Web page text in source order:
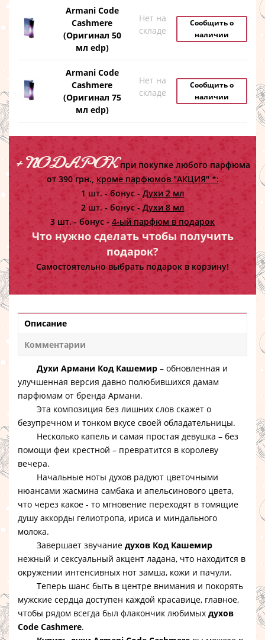
Armani Code
Cashmere
(Оригинал 50
мл edp)
Нет на
складе
Сообщить о
наличии
Armani Code
Cashmere
(Оригинал 75
мл edp)
Нет на
складе
Сообщить о
наличии
+ ПОДАРОКпри покупке любого парфюма
от 390 грн., кроме парфюмов "АКЦИЯ" *:
1 шт. - бонус - Духи 2 мл
2 шт. - бонус -Духи 8 мл
3 шт. - бонус - 4-ый парфюм в подарок
Что нужно сделать чтобы получить
подарок?
Самостоятельно выбрать подарок в корзину!
Описание
Комментарии
Духи Армани Код Кашемир – обновленная и
улучшенная версия давно полюбившихся дамам
парфюмам от бренда Армани.
Эта композиция без лишних слов скажет о
безупречном и тонком вкусе своей обладательницы.
Несколько капель и самая простая девушка – без
помощи феи крестной – превратится в королеву
вечера.
Начальные ноты духов радуют цветочными
нюансами жасмина самбака и апельсинового цвета,
что через какое - то мгновение переходят в томящие
душу аккорды гелиотропа, ириса и миндального
молока.
Завершает звучание духов Код Кашемир
нежный и сексуальный акцент ладана, что находится в
окружении интенсивных нот замша, кожи и пачули.
Теперь шанс быть в центре внимания и покорять
мужские сердца доступен каждой красавице, главное,
чтобы рядом всегда был флакончик любимых духов
Code Cashmere.